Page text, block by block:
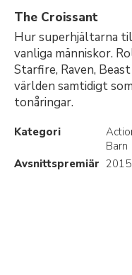
The Croissant
Hur superhjältarna
vanliga människor.
Starfire, Raven,
världen samtidigt
tonåringar.
Kategori
Barn
Avsnittspremiär